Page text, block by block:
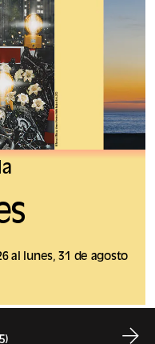
al lunes, 31 de agosto